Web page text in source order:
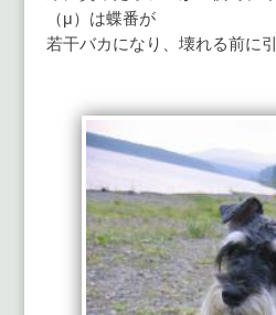
（μ）は蝶番が
若干バカになり、壊れる前に